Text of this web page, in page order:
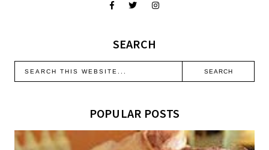
SEARCH
POPULAR POSTS